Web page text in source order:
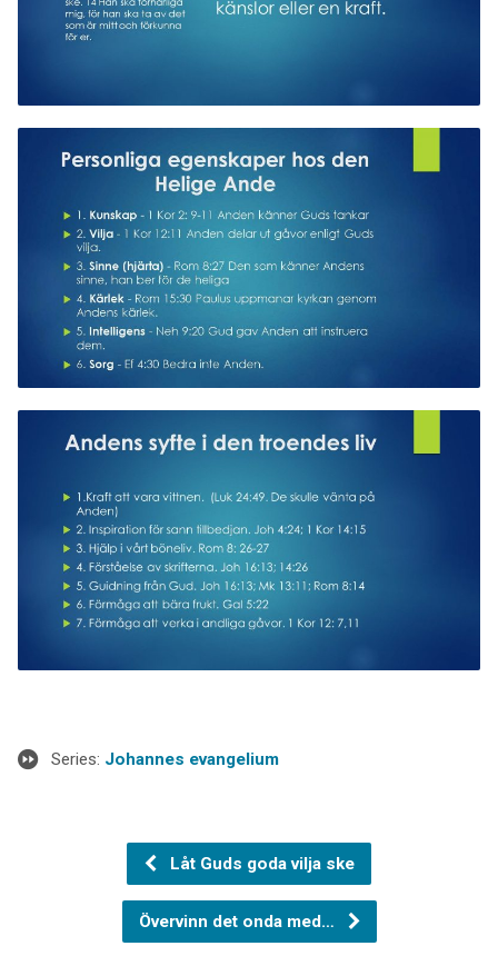
Series: Johannes evangelium
Låt Guds goda vilja ske
Övervinn det onda med…